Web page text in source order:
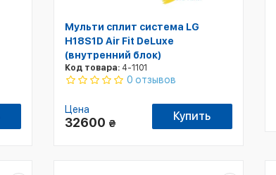
Мульти сплит система LG
H18S1D Air Fit DeLuxe
(внутренний блок)
Код товара:4-1101
0 отзывов
Цена
32600 ₴
Купить